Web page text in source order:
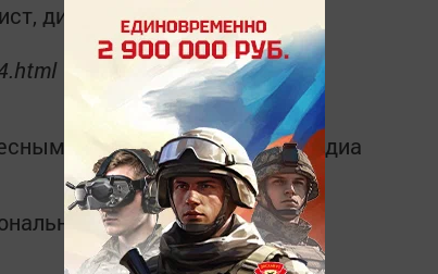
дизайнер эмоций.
в Telegram-каналеТатмедиа
мессенджере MАХ: